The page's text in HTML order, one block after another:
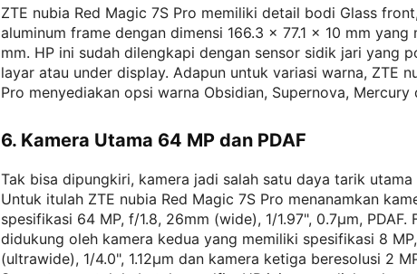
ZTE nubia Red Magic 7S Pro memiliki detail bodi Glass
aluminum frame dengan dimensi 166.3 x 77.1 x 10 mm yang
mm. HP ini sudah dilengkapi dengan sensor sidik jari yang
layar atau under display. Adapun untuk variasi warna, ZTE
Pro menyediakan opsi warna Obsidian, Supernova, Mercury
6. Kamera Utama 64 MP dan PDAF
Tak bisa dipungkiri, kamera jadi salah satu daya tarik utama
Untuk itulah ZTE nubia Red Magic 7S Pro menanamkan
spesifikasi 64 MP, f/1.8, 26mm (wide), 1/1.97", 0.7µm, PDAF.
didukung oleh kamera kedua yang memiliki spesifikasi 8
(ultrawide), 1/4.0", 1.12µm dan kamera ketiga beresolusi 2